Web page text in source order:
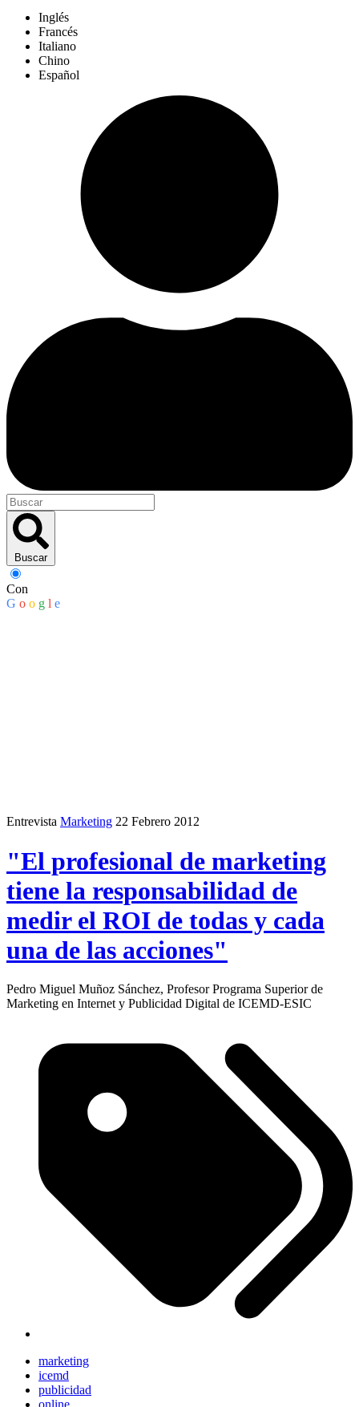
Inglés
Francés
Italiano
Chino
Español
Buscar
Con
G o o g l e
Entrevista Marketing 22 Febrero 2012
"El profesional de marketing
tiene la responsabilidad de
medir el ROI de todas y cada
una de las acciones"
Pedro Miguel Muñoz Sánchez, Profesor Programa Superior de
Marketing en Internet y Publicidad Digital de ICEMD-ESIC
marketing
icemd
publicidad
online